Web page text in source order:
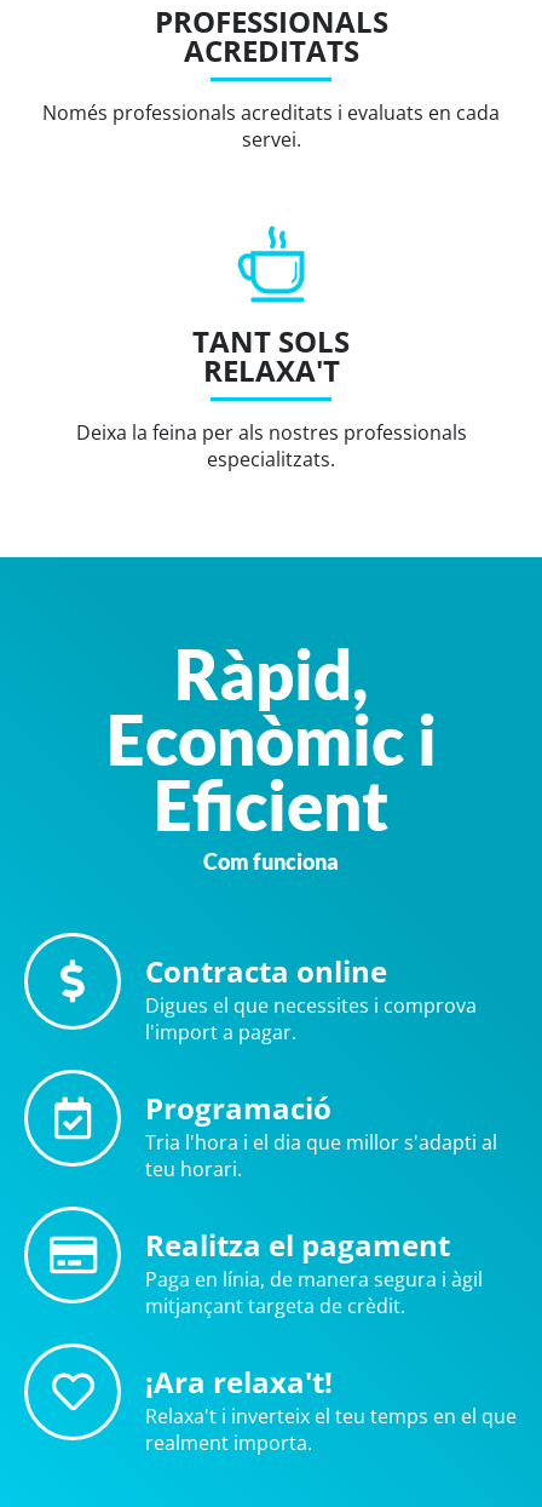
PROFESSIONALS
ACREDITATS
Només professionals acreditats i evaluats en cada
servei.
TANT SOLS
RELAXA'T
Deixa la feina per als nostres professionals
especialitzats.
Ràpid,
Econòmic i
Eficient
Com funciona
Contracta online
Digues el que necessites i comprova
l'import a pagar.
Programació
Tria l'hora i el dia que millor s'adapti al
teu horari.
Realitza el pagament
Paga en línia, de manera segura i àgil
mitjançant targeta de crèdit.
¡Ara relaxa't!
Relaxa't i inverteix el teu temps en el que
realment importa.